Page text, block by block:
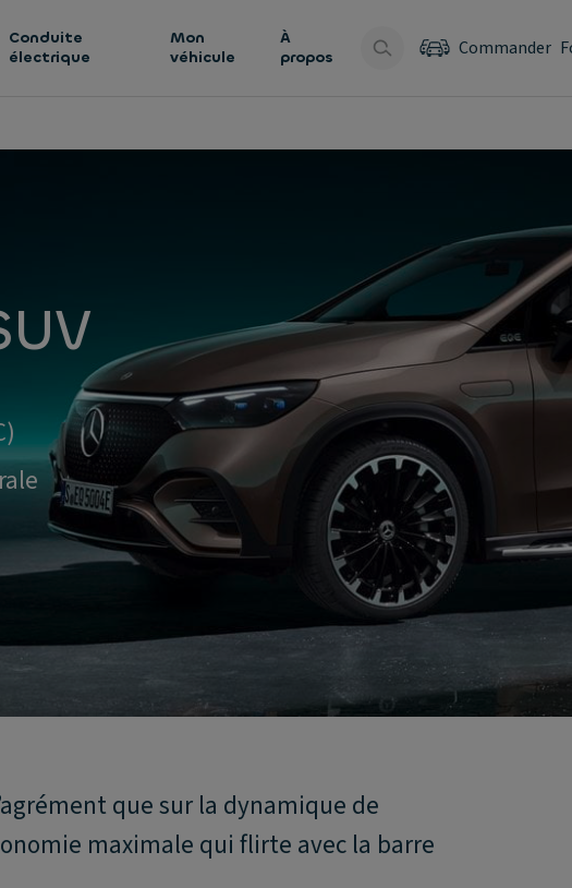
Conduite
électrique
Mon
véhicule
À
propos
Commander
que sur la dynamique de
maximale qui flirte avec la barre